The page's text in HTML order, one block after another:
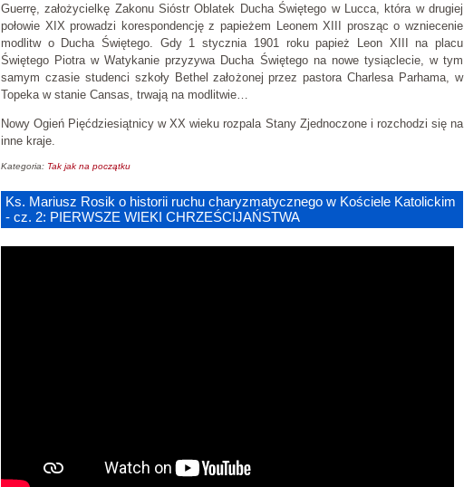
Guerrę, założycielkę Zakonu Sióstr Oblatek Ducha Świętego w Lucca, która w drugiej
połowie XIX prowadzi korespondencję z papieżem Leonem XIII prosząc o wzniecenie
modlitw o Ducha Świętego. Gdy 1 stycznia 1901 roku papież Leon XIII na placu
Świętego Piotra w Watykanie przyzywa Ducha Świętego na nowe tysiąclecie, w tym
samym czasie studenci szkoły Bethel założonej przez pastora Charlesa Parhama, w
Topeka w stanie Cansas, trwają na modlitwie…
Nowy Ogień Pięćdziesiątnicy w XX wieku rozpala Stany Zjednoczone i rozchodzi się na
inne kraje.
Kategoria: Tak jak na początku
Ks. Mariusz Rosik o historii ruchu charyzmatycznego w Kościele Katolickim
- cz. 2: PIERWSZE WIEKI CHRZEŚCIJAŃSTWA